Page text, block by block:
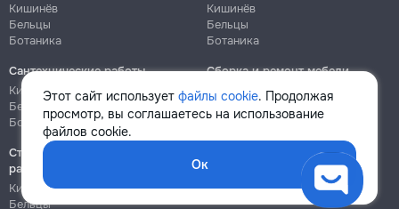
Этот сайт использует файлы cookie. Продолжая
просмотр, вы соглашаетесь на использование
файлов cookie.
Ок
Кишинёв
Бельцы
Ботаника
Кишинёв
Бельцы
Ботаника
Сантехнические работы
Кишинёв
Бельцы
Ботаника
Сборка и ремонт мебели
Кишинёв
Ботаника
Строительно-монтажные
работы
Кишинёв
Бельцы